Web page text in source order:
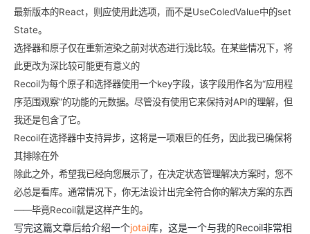
最新版本的React，则应使用此选项，而不是UseColedValue中的set
State。
选择器和原子仅在重新渲染之前对状态进行浅比较。在某些情况下，将
此更改为深比较可能更有意义的
Recoil为每个原子和选择器使用一个key字段，该字段用作名为“应用程
序范围观察”的功能的元数据。尽管没有使用它来保持对API的理解，但
我还是包含了它。
Recoil在选择器中支持异步，这将是一项艰巨的任务，因此我已确保将
其排除在外
除此之外，希望我已经向您展示了，在决定状态管理解决方案时，您不
必总是看库。通常情况下，你无法设计出完全符合你的解决方案的东西
——毕竟Recoil就是这样产生的。
写完这篇文章后给介绍一个jotai库，这是一个与我的Recoil非常相